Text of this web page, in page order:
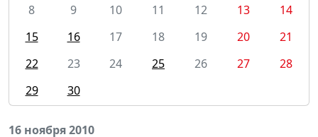
8
9 10 11 12 13
14
15
16 17 18 19 20
21
22
23 24 25 26 27
28
29
30
16 ноября 2010